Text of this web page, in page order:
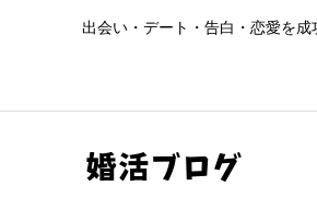
出会い・デート・告白・恋愛を